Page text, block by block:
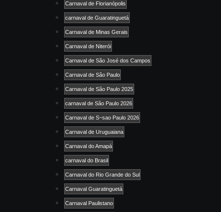
Carnaval de Florianópolis
carnaval de Guaratinguetá
Carnaval de Minas Gerais
Carnaval de Niterói
Carnaval de São José dos Campos
Carnaval de São Paulo
Carnaval de São Paulo 2025
carnaval de São Paulo 2026
Carnaval de S~sao Paulo 2026
Carnaval de Uruguaiana
Carnaval do Amapá
carnaval do Brasil
Carnaval do Rio Grande do Sul
Carnaval Guaratinguetá
Carnaval Paulistano